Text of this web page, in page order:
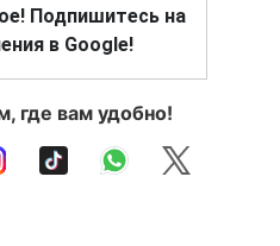
Подпишитесь на
в Google!
где вам удобно!